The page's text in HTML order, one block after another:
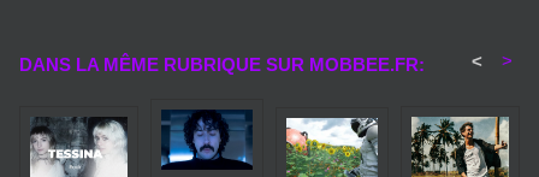
DANS LA MÊME RUBRIQUE SUR MOBBEE.FR: < >